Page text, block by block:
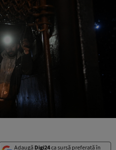
Adaugă Digi24ca sursă preferată în